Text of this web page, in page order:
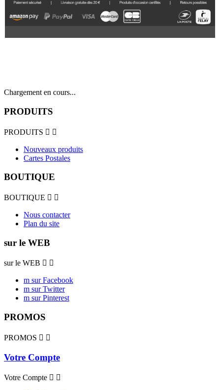
Chargement en cours...
PRODUITS
PRODUITS  
Nouveaux produits
Cartes Postales
BOUTIQUE
BOUTIQUE  
Nous contacter
Plan du site
sur le WEB
sur le WEB  
m sur Facebook
m sur Twitter
m sur Pinterest
PROMOS
PROMOS  
Votre Compte
Votre Compte  